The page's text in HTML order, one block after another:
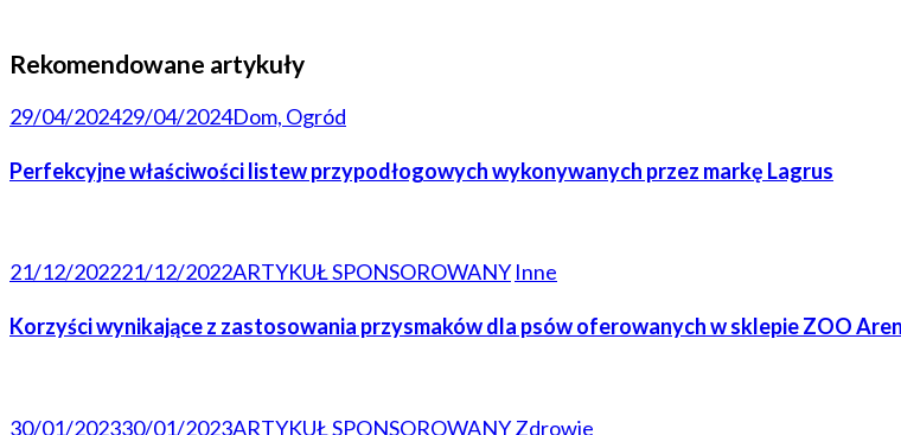
Rekomendowane artykuły
29/04/202429/04/2024Dom, Ogród
Perfekcyjne właściwości listew przypodłogowych wykonywanych przez markę Lagrus
21/12/202221/12/2022ARTYKUŁ SPONSOROWANY Inne
Korzyści wynikające z zastosowania przysmaków dla psów oferowanych w sklepie ZOO
30/01/202330/01/2023ARTYKUŁ SPONSOROWANYZdrowie